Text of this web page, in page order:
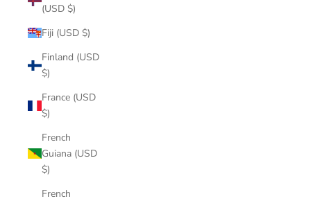
(USD $)
Fiji (USD $)
Finland (USD
$)
France (USD
$)
French
Guiana (USD
$)
French